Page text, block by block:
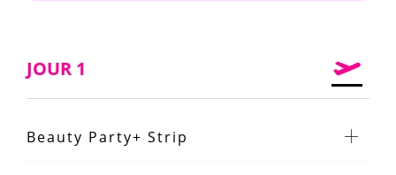
JOUR 1
Beauty Party+ Strip